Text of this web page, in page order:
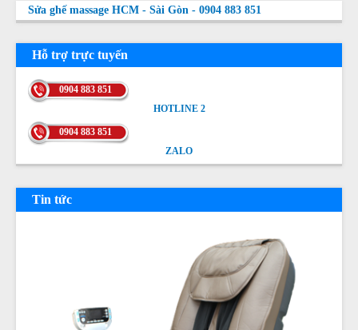
Sửa ghế massage HCM - Sài Gòn - 0904 883 851
Hỗ trợ trực tuyến
0904 883 851
HOTLINE 2
0904 883 851
ZALO
Tin tức